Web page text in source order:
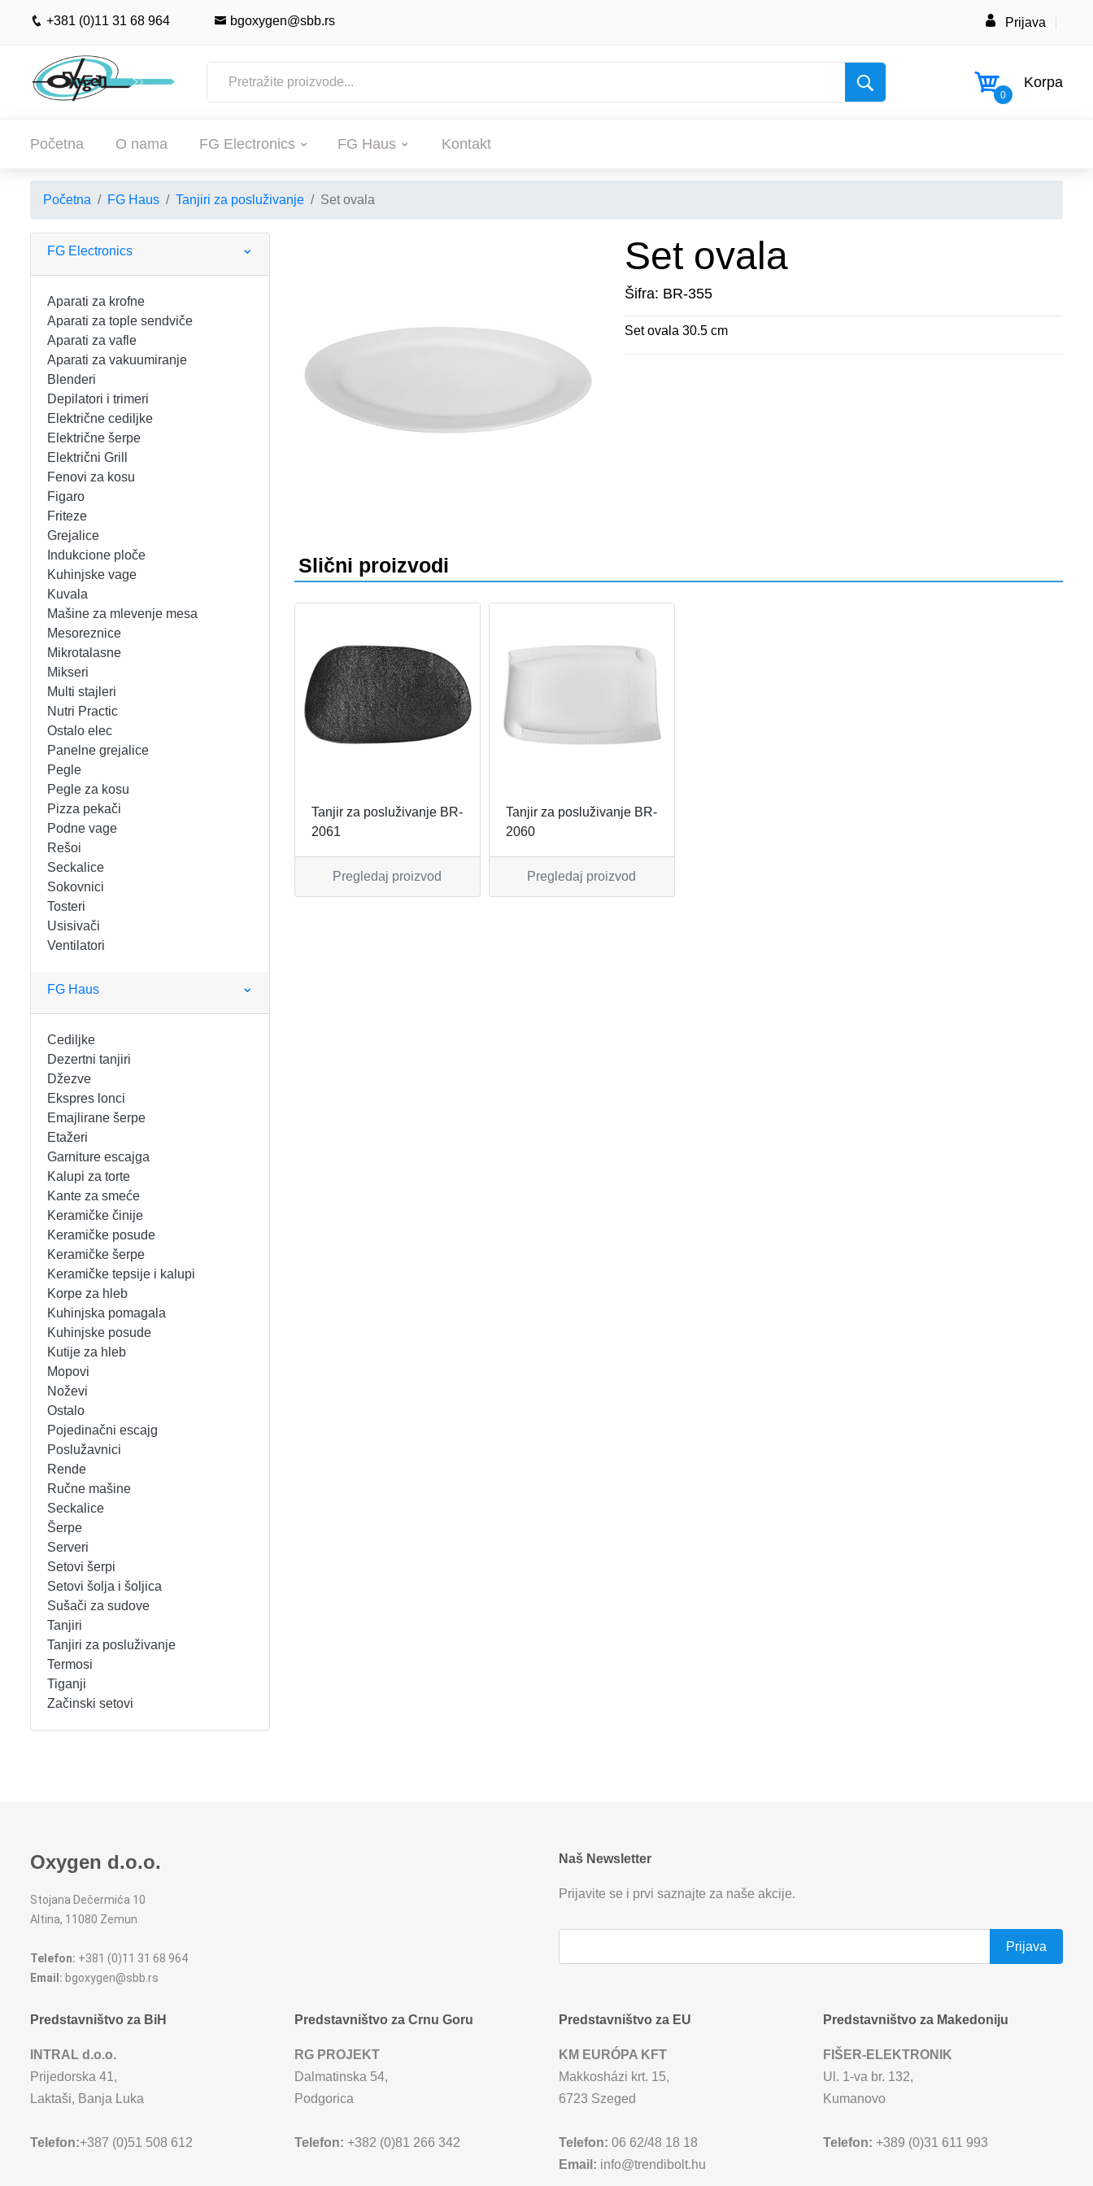
+381 (0)11 31 68 964 bgoxygen@sbb.rs Prijava
0
Korpa
Početna O nama FG Electronics FG Haus Kontakt
POČETNA
APARATI ZA KROFNE
APARATI ZA TOPLE SENDVIČE
APARATI ZA VAFLE
APARATI ZA VAKUUMIRANJE
BLENDERI
DEPILATORI I TRIMERI
ELEKTRIČNE CEDILJKE
ELEKTRIČNE ŠERPE
ELEKTRIČNI GRILL
FENOVI ZA KOSU
FIGARO
FRITEZE
GREJALICE
INDUKCIONE PLOČE
KUHINJSKE VAGE
KUVALA
MAŠINE ZA MLEVENJE MESA
MIKROTALASNE
MIKSERI
MULTI STAJLERI
NUTRI PRACTIC
OSTALO ELEC
PANELNE GREJALICE
PEGLE
PEGLE ZA KOSU
PIZZA PEKAČI
PODNE VAGE
REŠOI
SECKALICE
SOKOVNICI
TOSTERI
USISIVAČI
VENTILATORI
FG HAUS
CEDILJKE
DEZERTNI TANJIRI
DŽEZVE
EKSPRES LONCI
EMAJLIRANE ŠERPE
ETAŽERI
GARNITURE ESCAJGA
KALUPI ZA TORTE
KANTE ZA SMEĆE
KERAMIČKE ČINIJE
KERAMIČKE POSUDE
KERAMIČKE ŠERPE
KERAMIČKE TEPSIJE I KALUPI
KORPE ZA HLEB
KUHINJSKA POMAGALA
KUHINJSKE POSUDE
MOPOVI
NOŽEVI
OSTALO
POJEDINAČNI ESCAJG
POSLUŽAVNICI
RENDE
RUČNE MAŠINE
SECKALICE
ŠERPE
SERVERI
SETOVI ŠERPI
SETOVI ŠOLJA I ŠOLJICA
SUŠAČI ZA SUDOVE
TANJIRI
TANJIRI ZA POSLUŽIVANJE
TERMOSI
TIGANJI
KONTAKT
+381 (0)11 31 68 964 Prijava
Početna FG Haus Tanjiri za posluživanje Set ovala
FG Electronics
Aparati za krofne
Aparati za tople sendviče
Aparati za vafle
Aparati za vakuumiranje
Blenderi
Depilatori i trimeri
Električne cediljke
Električne šerpe
Električni Grill
Fenovi za kosu
Figaro
Friteze
Grejalice
Indukcione ploče
Kuhinjske vage
Kuvala
Mašine za mlevenje mesa
Mesoreznice
Mikrotalasne
Mikseri
Multi stajleri
Nutri Practic
Ostalo elec
Panelne grejalice
Pegle
Pegle za kosu
Pizza pekači
Podne vage
Rešoi
Seckalice
Sokovnici
Tosteri
Usisivači
Ventilatori
FG Haus
Cediljke
Dezertni tanjiri
Džezve
Ekspres lonci
Emajlirane šerpe
Etažeri
Garniture escajga
Kalupi za torte
Kante za smeće
Keramičke činije
Keramičke posude
Keramičke šerpe
Keramičke tepsije i kalupi
Korpe za hleb
Kuhinjska pomagala
Kuhinjske posude
Kutije za hleb
Mopovi
Noževi
Ostalo
Pojedinačni escajg
Poslužavnici
Rende
Ručne mašine
Seckalice
Šerpe
Serveri
Setovi šerpi
Setovi šolja i šoljica
Sušači za sudove
Tanjiri
Tanjiri za posluživanje
Termosi
Tiganji
Začinski setovi
Set ovala
Šifra: BR-355
Set ovala 30.5 cm
Slični proizvodi
Tanjir za posluživanje BR-
2061
Pregledaj proizvod
Tanjir za posluživanje BR-
2060
Pregledaj proizvod
Oxygen d.o.o.
Stojana Dečermića 10
Altina, 11080 Zemun
Telefon: +381 (0)11 31 68 964
Email: bgoxygen@sbb.rs
Naš Newsletter
Prijavite se i prvi saznajte za naše akcije.
Predstavništvo za BiH
INTRAL d.o.o.
Prijedorska 41,
Laktaši, Banja Luka
Telefon:+387 (0)51 508 612
Predstavništvo za Crnu Goru
RG PROJEKT
Dalmatinska 54,
Podgorica
Telefon: +382 (0)81 266 342
Predstavništvo za EU
KM EURÓPA KFT
Makkosházi krt. 15,
6723 Szeged
Telefon: 06 62/48 18 18
Email: info@trendibolt.hu
Predstavništvo za Makedoniju
FIŠER-ELEKTRONIK
Ul. 1-va br. 132,
Kumanovo
Telefon: +389 (0)31 611 993